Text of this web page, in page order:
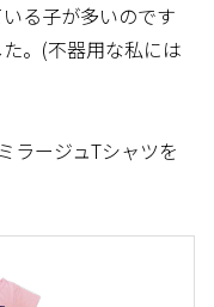
る子が多いのです
。(不器用な私には
ラージュTシャツを